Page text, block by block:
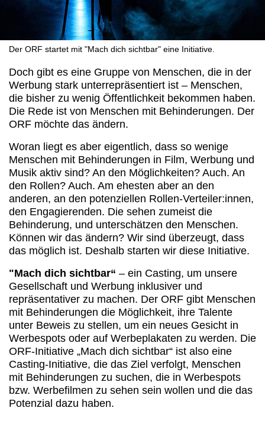
Der ORF startet mit "Mach dich sichtbar" eine Initiative.
Doch gibt es eine Gruppe von Menschen, die in der
Werbung stark unterrepräsentiert ist – Menschen,
die bisher zu wenig Öffentlichkeit bekommen haben.
Die Rede ist von Menschen mit Behinderungen. Der
ORF möchte das ändern.
Woran liegt es aber eigentlich, dass so wenige
Menschen mit Behinderungen in Film, Werbung und
Musik aktiv sind? An den Möglichkeiten? Auch. An
den Rollen? Auch. Am ehesten aber an den
anderen, an den potenziellen Rollen-Verteiler:innen,
den Engagierenden. Die sehen zumeist die
Behinderung, und unterschätzen den Menschen.
Können wir das ändern? Wir sind überzeugt, dass
das möglich ist. Deshalb starten wir diese Initiative.
"Mach dich sichtbar“ – ein Casting, um unsere
Gesellschaft und Werbung inklusiver und
repräsentativer zu machen. Der ORF gibt Menschen
mit Behinderungen die Möglichkeit, ihre Talente
unter Beweis zu stellen, um ein neues Gesicht in
Werbespots oder auf Werbeplakaten zu werden. Die
ORF-Initiative „Mach dich sichtbar“ ist also eine
Casting-Initiative, die das Ziel verfolgt, Menschen
mit Behinderungen zu suchen, die in Werbespots
bzw. Werbefilmen zu sehen sein wollen und die das
Potenzial dazu haben.